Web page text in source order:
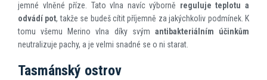
jemné vlněné příze. Tato vlna navíc výborně reguluje teplotu a
odvádí pot, takže se budeš cítit příjemně za jakýchkoliv podmínek. K
tomu všemu Merino vlna díky svým antibakteriálním účinkům
neutralizuje pachy, a je velmi snadné se o ni starat.
Tasmánský ostrov